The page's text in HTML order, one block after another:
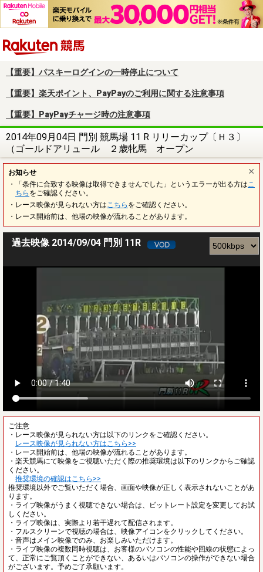
【重要】パスキーログインの一時停止について
【重要】楽天ポイント、PayPayのご利用に関する注意事項
【重要】PayPayチャージ時の注意事項
2014年09月04日 門別 競馬場 11 R リリーカップ〔Ｈ３〕
（ゴールドアリュール ２歳牝馬 オープン
お知らせ
・「条件に合致する映像は取得できませんでした」というエラーが出る方は こ
ちら をご確認ください。
・レース映像が見られない方は こちら をご確認ください。
・レース開始前は、他場の映像が流れることがあります。
過去映像 2014/09/04 門別 11R
ご注意
・レース映像が見られない方は以下のリンクをご確認ください。
レース映像が見られない方はこちら>>
・レース開始前は、他場の映像が流れることがあります。
・楽天競馬にて映像をご視聴いただく際の推奨環境は以下のリンクからご確認
ください。
推奨環境の確認はこちら>>
推奨環境以外でご覧いただく場合、画面や映像が正しく表示されないことがあ
ります。
・ライブ映像がうまく視聴できない場合は、ビットレート設定を変更してお試
しください。
・ライブ映像は、実際より若干遅れて配信されます。
・フルスクリーンで視聴の場合は、映像アイコンをクリックしてください。
・音声はメイン映像でのみ、お楽しみいただけます。
・ライブ映像の複数同時視聴は、お客様のパソコンの性能や回線の状態によっ
て、正常にご覧頂くことができない、あるいはパソコンの操作ができない場合
がございます。予めご了承願います。